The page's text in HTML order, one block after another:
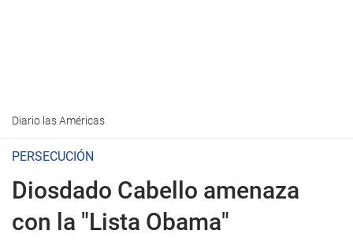
Diario las Américas
PERSECUCIÓN
Diosdado Cabello amenaza
con la "Lista Obama"